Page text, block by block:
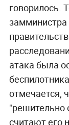
говорилось.
атака была
отмечается,
"решительно
считают его